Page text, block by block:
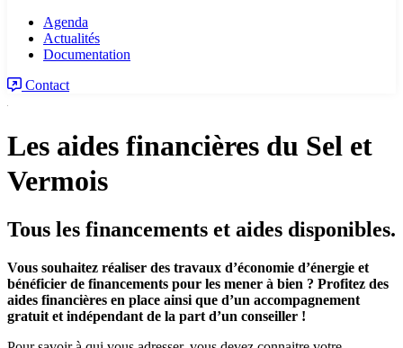
Agenda
Actualités
Documentation
Contact
Les aides financières du Sel et
Vermois
Tous les financements et aides disponibles.
Vous souhaitez réaliser des travaux d’économie d’énergie et
bénéficier de financements pour les mener à bien ? Profitez des
aides financières en place ainsi que d’un accompagnement
gratuit et indépendant de la part d’un conseiller !